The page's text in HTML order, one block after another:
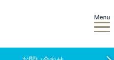
Menu